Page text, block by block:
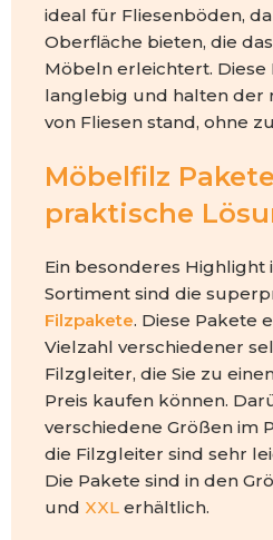
ideal für Fliesenböden,
Oberfläche bieten, die
Möbeln erleichtert. Diese
langlebig und halten der
von Fliesen stand, ohne
Möbelfilz
praktische
Ein besonderes Highlight
Sortiment sind die
Filzpakete. Diese Pakete
Vielzahl verschiedener
Filzgleiter, die Sie zu
Preis kaufen können.
verschiedene Größen im
die Filzgleiter sind sehr
Die Pakete sind in den
und XXL erhältlich.